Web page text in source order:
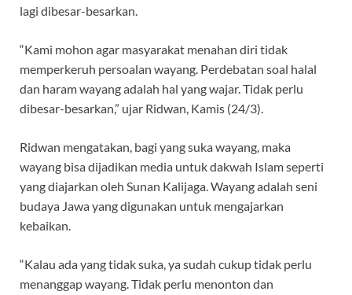
lagi dibesar-besarkan.
“Kami mohon agar masyarakat menahan diri tidak
memperkeruh persoalan wayang. Perdebatan soal halal
dan haram wayang adalah hal yang wajar. Tidak perlu
dibesar-besarkan,” ujar Ridwan, Kamis (24/3).
Ridwan mengatakan, bagi yang suka wayang, maka
wayang bisa dijadikan media untuk dakwah Islam seperti
yang diajarkan oleh Sunan Kalijaga. Wayang adalah seni
budaya Jawa yang digunakan untuk mengajarkan
kebaikan.
“Kalau ada yang tidak suka, ya sudah cukup tidak perlu
menanggap wayang. Tidak perlu menonton dan